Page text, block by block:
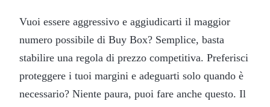
Vuoi essere aggressivo e aggiudicarti il maggior
numero possibile di Buy Box? Semplice, basta
stabilire una regola di prezzo competitiva. Preferisci
proteggere i tuoi margini e adeguarti solo quando è
necessario? Niente paura, puoi fare anche questo. Il